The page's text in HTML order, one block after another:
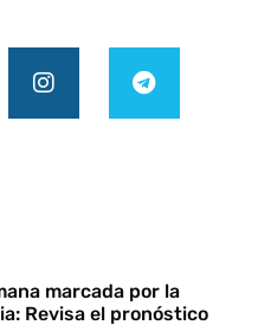
marcada por la
Revisa el pronóstico